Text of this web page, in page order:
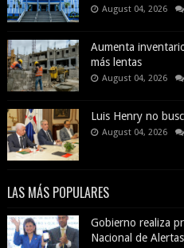
August 04, 2026
Aumenta
más lentas
August 04, 2026
Luis Henry no
August 04, 2026
LAS MÁS POPULARES
Gobierno realiza
Nacional de Alertas